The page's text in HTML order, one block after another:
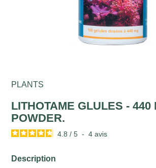
PLANTS
LITHOTAME GLULES - 440
POWDER.
4.8 / 5 - 4avis
Description